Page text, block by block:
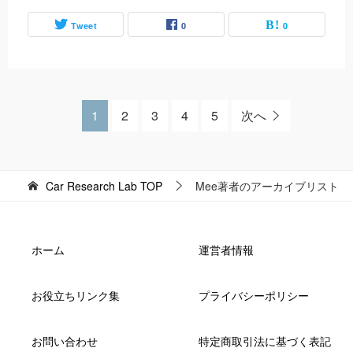
Tweet 0 0
1 2 3 4 5 次へ
Car Research Lab TOP Mee著者のアーカイブリスト
ホーム 運営者情報
お役立ちリンク集 プライバシーポリシー
お問い合わせ 特定商取引法に基づく表記